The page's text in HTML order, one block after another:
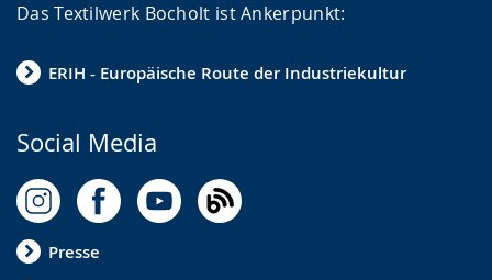
Das Textilwerk Bocholt ist Ankerpunkt:
ERIH - Europäische Route der Industriekultur
Social Media
Presse